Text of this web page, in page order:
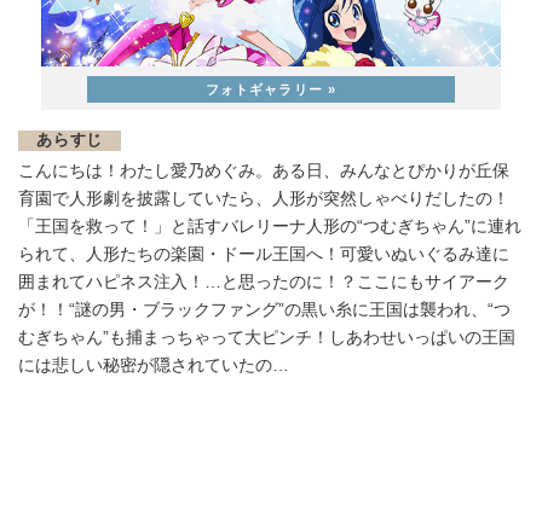
あらすじ
こんにちは！わたし愛乃めぐみ。ある日、みんなとぴかりが丘保
育園で人形劇を披露していたら、人形が突然しゃべりだしたの！
「王国を救って！」と話すバレリーナ人形の“つむぎちゃん”に連れ
られて、人形たちの楽園・ドール王国へ！可愛いぬいぐるみ達に
囲まれてハピネス注入！…と思ったのに！？ここにもサイアーク
が！！“謎の男・ブラックファング”の黒い糸に王国は襲われ、“つ
むぎちゃん”も捕まっちゃって大ピンチ！しあわせいっぱいの王国
には悲しい秘密が隠されていたの…